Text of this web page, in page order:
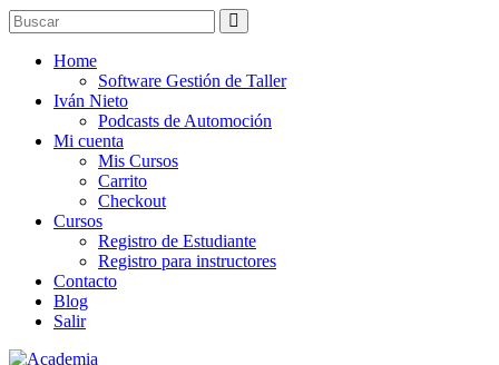
Home
Software Gestión de Taller
Iván Nieto
Podcasts de Automoción
Mi cuenta
Mis Cursos
Carrito
Checkout
Cursos
Registro de Estudiante
Registro para instructores
Contacto
Blog
Salir